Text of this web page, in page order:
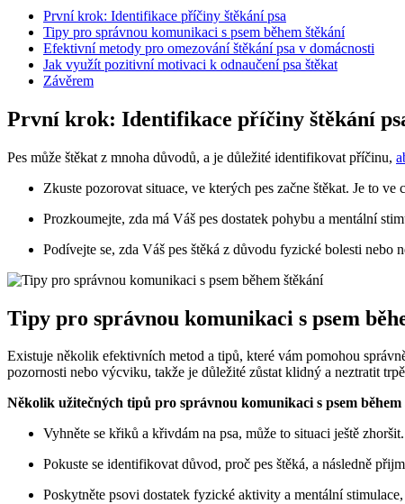
První krok: Identifikace příčiny štěkání psa
Tipy pro správnou komunikaci s psem během štěkání
Efektivní metody pro omezování štěkání psa v domácnosti
Jak využít pozitivní motivaci k odnaučení psa štěkat
Závěrem
První krok: Identifikace příčiny štěkání
Pes může štěkat z mnoha důvodů, a je důležité identifikovat příčinu,
Zkuste pozorovat situace, ve kterých pes začne štěkat. Je to
Prozkoumejte, zda má Váš pes dostatek pohybu a mentální
Podívejte se, zda Váš pes štěká z důvodu fyzické bolesti nebo
Tipy pro správnou komunikaci s psem
Existuje několik efektivních metod a tipů, které vám pomohou
pozornosti nebo výcviku, takže je důležité zůstat klidný a neztratit
Několik užitečných tipů pro správnou komunikaci s psem během
Vyhněte se křiků a křivdám na psa, může to situaci ještě zhoršit.
Pokuste se identifikovat důvod, proč pes štěká, a následně
Poskytněte psovi dostatek fyzické aktivity a mentální